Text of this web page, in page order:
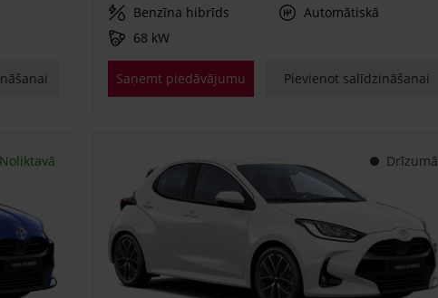
Benzīna hibrīds
Automātiskā
68 kW
Saņemt piedāvājumu Pievienot salīdzināšanai
Noliktavā Drīzumā